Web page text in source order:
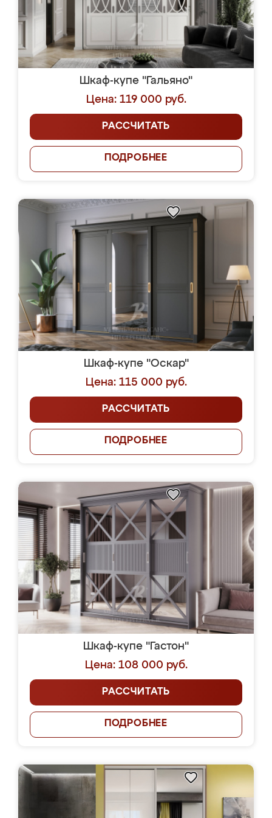
Шкаф-купе "Гальяно"
Цена: 119 000 руб.
РАССЧИТАТЬ
ПОДРОБНЕЕ
Шкаф-купе "Оскар"
Цена: 115 000 руб.
РАССЧИТАТЬ
ПОДРОБНЕЕ
Шкаф-купе "Гастон"
Цена: 108 000 руб.
РАССЧИТАТЬ
ПОДРОБНЕЕ